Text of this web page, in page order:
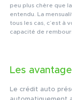
peu plus chère que
entendu. La
tous les cas, c’est à
capacité de
Les
Le crédit auto